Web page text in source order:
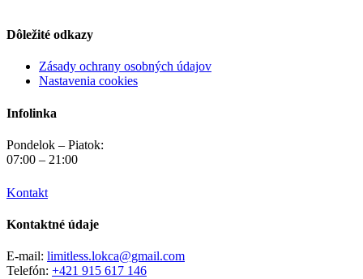
Dôležité odkazy
Zásady ochrany osobných údajov
Nastavenia cookies
Infolinka
Pondelok – Piatok:
07:00 – 21:00
Kontakt
Kontaktné údaje
E-mail: limitless.lokca@gmail.com
Telefón: +421 915 617 146